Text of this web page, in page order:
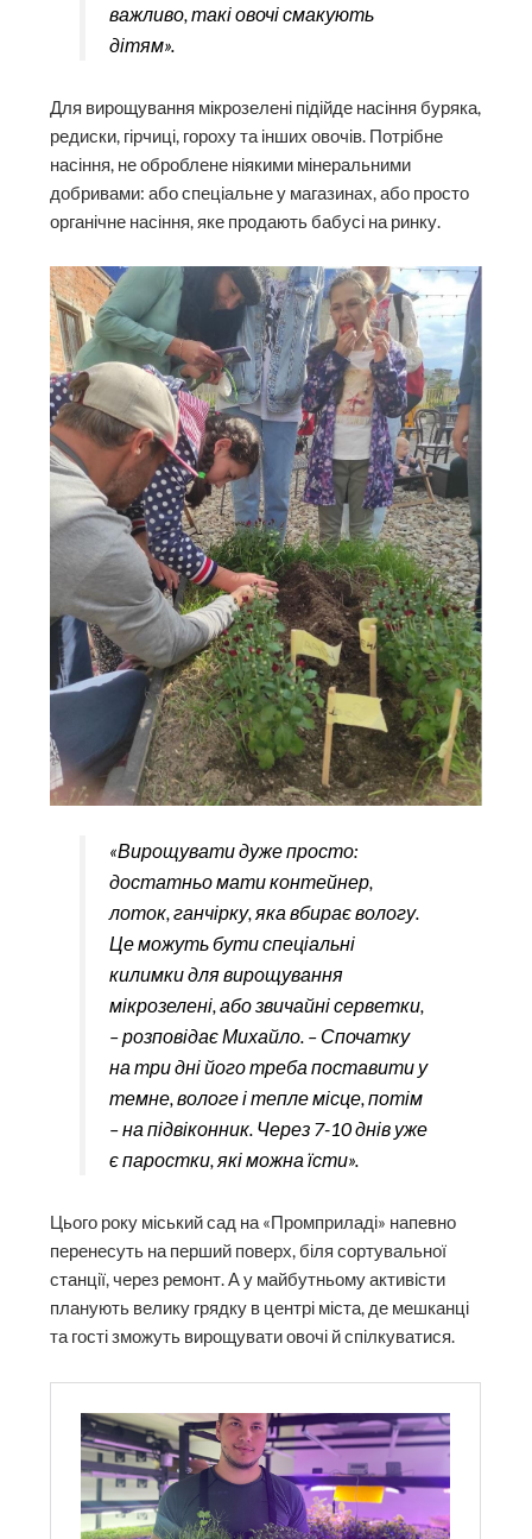
важливо, такі овочі смакують
дітям».
Для вирощування мікрозелені підійде насіння буряка,
редиски, гірчиці, гороху та інших овочів. Потрібне
насіння, не оброблене ніякими мінеральними
добривами: або спеціальне у магазинах, або просто
органічне насіння, яке продають бабусі на ринку.
«Вирощувати дуже просто:
достатньо мати контейнер,
лоток, ганчірку, яка вбирає вологу.
Це можуть бути спеціальні
килимки для вирощування
мікрозелені, або звичайні серветки,
– розповідає Михайло. – Спочатку
на три дні його треба поставити у
темне, вологе і тепле місце, потім
– на підвіконник. Через 7-10 днів уже
є паростки, які можна їсти».
Цього року міський сад на «Промприладі» напевно
перенесуть на перший поверх, біля сортувальної
станції, через ремонт. А у майбутньому активісти
планують велику грядку в центрі міста, де мешканці
та гості зможуть вирощувати овочі й спілкуватися.